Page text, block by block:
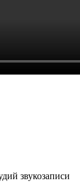
звукозаписи